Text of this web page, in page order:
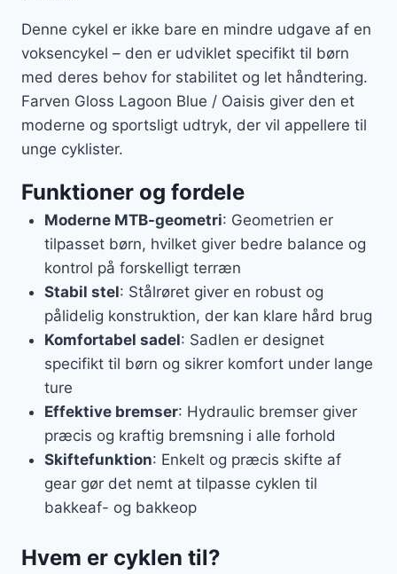
Denne cykel er ikke bare en mindre udgave af en
voksencykel – den er udviklet specifikt til børn
med deres behov for stabilitet og let håndtering.
Farven Gloss Lagoon Blue / Oaisis giver den et
moderne og sportsligt udtryk, der vil appellere til
unge cyklister.
Funktioner og fordele
Moderne MTB-geometri: Geometrien er
tilpasset børn, hvilket giver bedre balance og
kontrol på forskelligt terræn
Stabil stel: Stålrøret giver en robust og
pålidelig konstruktion, der kan klare hård brug
Komfortabel sadel: Sadlen er designet
specifikt til børn og sikrer komfort under lange
ture
Effektive bremser: Hydraulic bremser giver
præcis og kraftig bremsning i alle forhold
Skiftefunktion: Enkelt og præcis skifte af
gear gør det nemt at tilpasse cyklen til
bakkeaf- og bakkeop
Hvem er cyklen til?